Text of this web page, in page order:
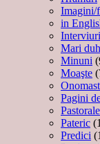
Imagini/
in
Interviuri
Mari
Minuni
Moaşte
Pagini
Pastorale
Pateric
Predici